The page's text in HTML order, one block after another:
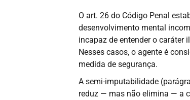
O art. 26 do Código Penal
desenvolvimento mental
incapaz de entender o caráter
Nesses casos, o agente é
medida de segurança.
A semi-imputabilidade
reduz — mas não elimina — a